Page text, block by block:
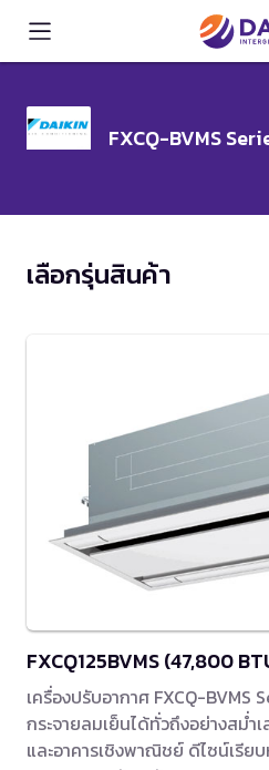
FXCQ-BVMS
เลือกรุ่นสินค้า
FXCQ125BVMS (47,800
เครื่องปรับอากาศ FXCQ-BVMS
กระจายลมเย็นได้ทั่วถึงอย่างสม่ำ
และอาคารเชิงพาณิชย์ ดีไซน์เรีย